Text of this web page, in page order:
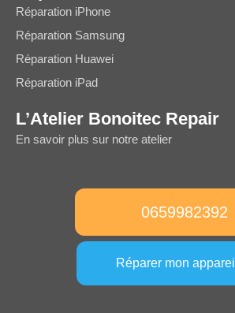
Réparation iPhone
Réparation Samsung
Réparation Huawei
Réparation iPad
L’Atelier Bonoitec Repair
En savoir plus sur notre atelier
0659982392
Réparer mon appareil